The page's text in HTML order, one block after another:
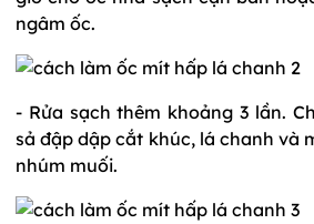
ngâm ốc.
- Rửa sạch thêm khoảng 3 lần.
sả đập dập cắt khúc, lá chanh và
nhúm muối.